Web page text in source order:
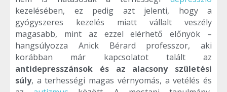
kezelésében, ez pedig azt jelenti, hogy a
gyógyszeres kezelés miatt vállalt veszély
magasabb, mint az ezzel elérhető előnyök –
hangsúlyozza Anick Bérard professzor, aki
korábban már kapcsolatot talált az
antidepresszánsok és az alacsony születési
súly, a terhességi magas vérnyomás, a vetélés és